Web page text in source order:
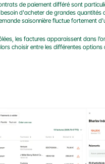
de paiement différé sont
d'acheter de grandes quantités
saisonnière fluctue fortement
les factures apparaissent dans
choisir entre les différentes options